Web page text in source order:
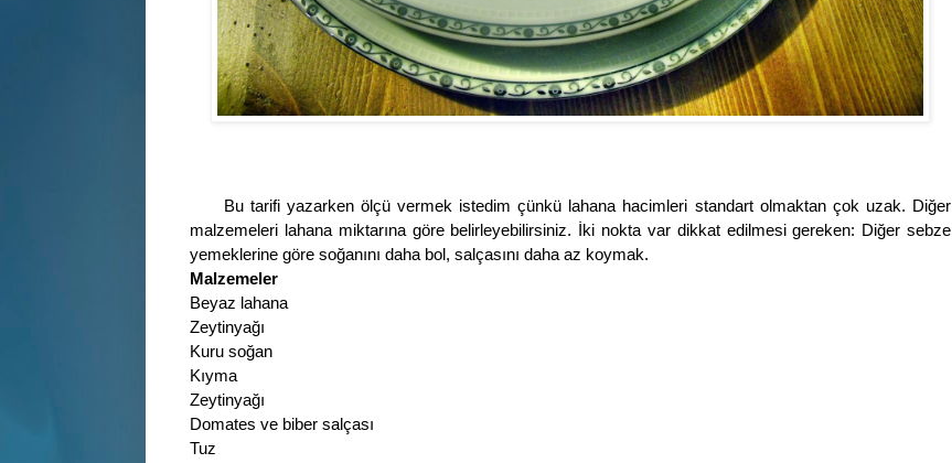
Bu tarifi yazarken ölçü vermek istedim çünkü lahana hacimleri standart olmaktan çok uzak. Diğer
malzemeleri lahana miktarına göre belirleyebilirsiniz. İki nokta var dikkat edilmesi gereken: Diğer sebze
yemeklerine göre soğanını daha bol, salçasını daha az koymak.
Malzemeler
Beyaz lahana
Zeytinyağı
Kuru soğan
Kıyma
Zeytinyağı
Domates ve biber salçası
Tuz